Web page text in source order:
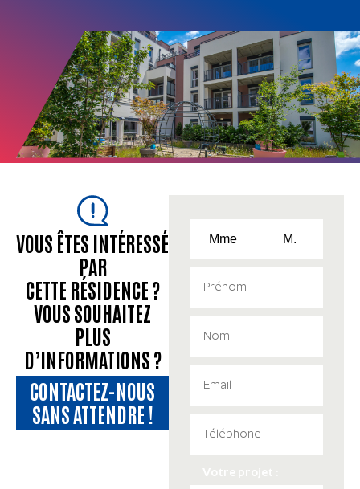
VOUS ÊTES INTÉRESSÉ
PAR
CETTE RÉSIDENCE ?
VOUS SOUHAITEZ
PLUS
D’INFORMATIONS ?
CONTACTEZ-NOUS
SANS ATTENDRE !
Mme M.